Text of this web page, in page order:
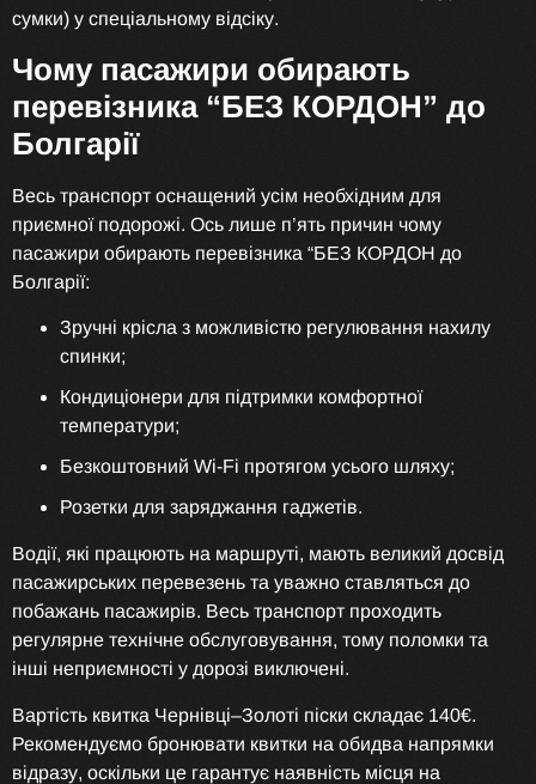
сумки) у спеціальному відсіку.
Чому пасажири обирають
перевізника “БЕЗ КОРДОН” до
Болгарії
Весь транспорт оснащений усім необхідним для
приємної подорожі. Ось лише п’ять причин чому
пасажири обирають перевізника “БЕЗ КОРДОН до
Болгарії:
Зручні крісла з можливістю регулювання нахилу
спинки;
Кондиціонери для підтримки комфортної
температури;
Безкоштовний Wi-Fi протягом усього шляху;
Розетки для заряджання гаджетів.
Водії, які працюють на маршруті, мають великий досвід
пасажирських перевезень та уважно ставляться до
побажань пасажирів. Весь транспорт проходить
регулярне технічне обслуговування, тому поломки та
інші неприємності у дорозі виключені.
Вартість квитка Чернівці–Золоті піски складає 140€.
Рекомендуємо бронювати квитки на обидва напрямки
відразу, оскільки це гарантує наявність місця на